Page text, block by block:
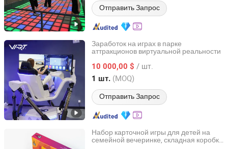
Отправить Запрос
Заработок на играх в парке
аттракционов виртуальной реальности
10 000,00 $ / шт.
1 шт. (MOQ)
Отправить Запрос
Guangzhou Longcheng Electronics Co., Ltd.
Guangdong, China с 2024
Набор карточной игры для детей на
семейной вечеринке, складная коробка
Hunan Igor Crafts Co., Ltd.